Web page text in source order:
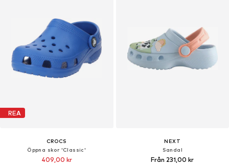
REA
CROCS
Öppna skor 'Classic'
409,00 kr
NEXT
Sandal
Från 231,00 kr